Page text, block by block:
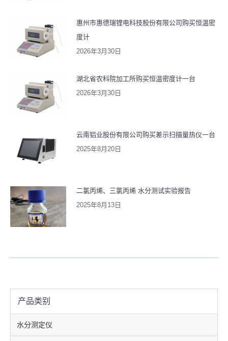
惠州市惠德瑞锂电科技股份有限公司购买恒温密
度计
2026年3月30日
湖北省农科院加工所购买恒温密度计一台
2026年3月30日
云南铝业股份有限公司购买差示扫描量热仪一台
2025年8月20日
二氯丙烯、三氯丙烯 水分测试实验报告
2025年8月13日
产品类别
水分测定仪